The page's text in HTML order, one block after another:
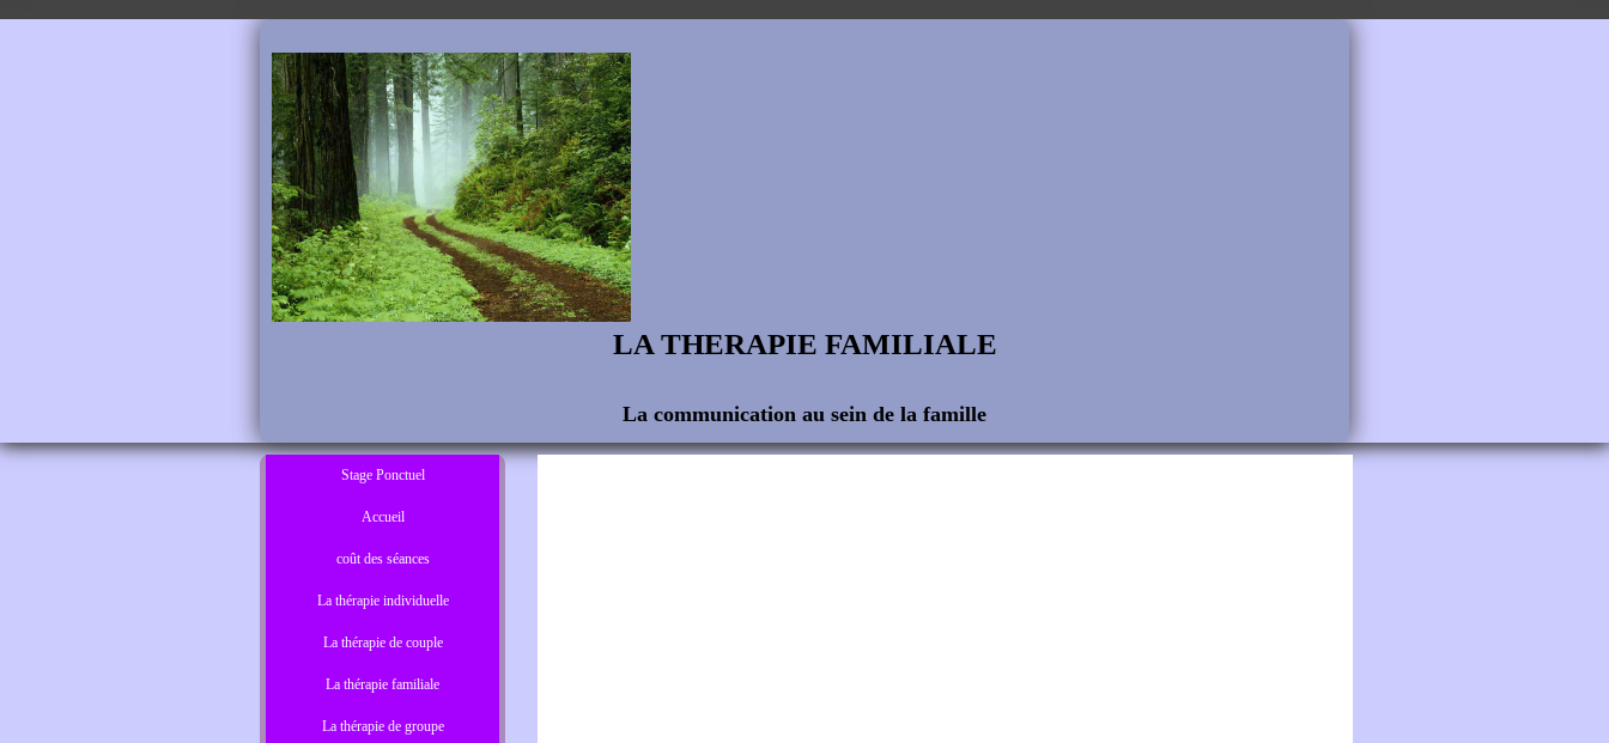
LA THERAPIE FAMILIALE
La communication au sein de la famille
Stage Ponctuel
Accueil
coût des séances
La thérapie individuelle
La thérapie de couple
La thérapie familiale
La thérapie de groupe